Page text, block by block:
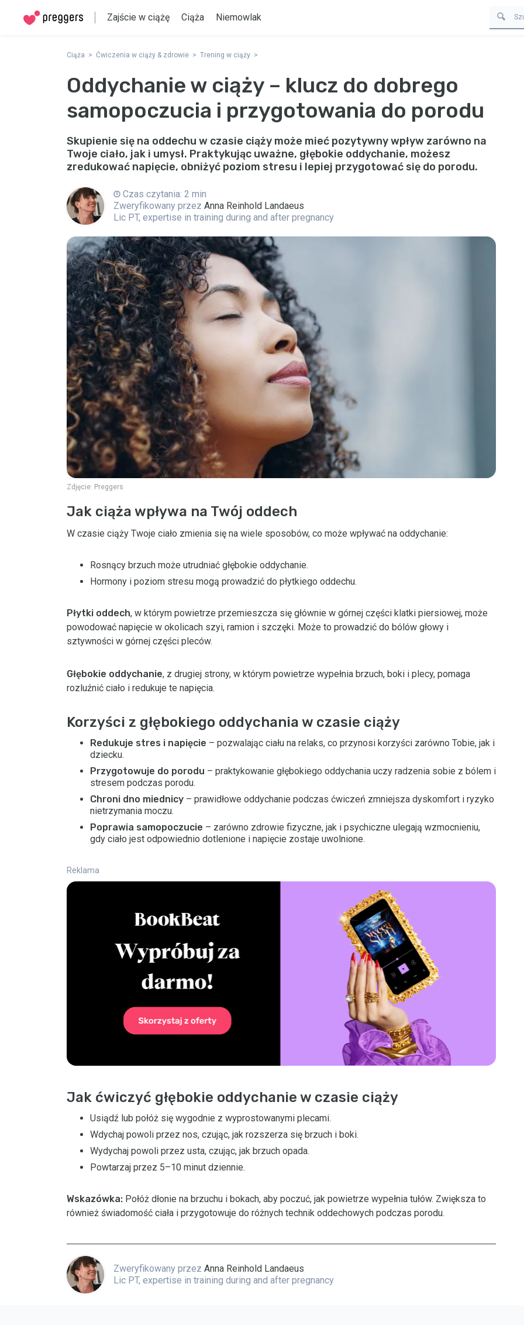
Zajście w ciążę Ciąża Niemowlak
Ciąża Ćwiczenia w ciąży & zdrowie Trening w ciąży
Oddychanie w ciąży – klucz do dobrego
samopoczucia i przygotowania do porodu
Skupienie się na oddechu w czasie ciąży może mieć pozytywny wpływ zarówno na
Twoje ciało, jak i umysł. Praktykując uważne, głębokie oddychanie, możesz
zredukować napięcie, obniżyć poziom stresu i lepiej przygotować się do porodu.
Czas czytania: 2 min
Zweryfikowany przez Anna Reinhold Landaeus
Lic PT, expertise in training during and after pregnancy
Zdjęcie: Preggers
Jak ciąża wpływa na Twój oddech
W czasie ciąży Twoje ciało zmienia się na wiele sposobów, co może wpływać na oddychanie:
Rosnący brzuch może utrudniać głębokie oddychanie.
Hormony i poziom stresu mogą prowadzić do płytkiego oddechu.
Płytki oddech, w którym powietrze przemieszcza się głównie w górnej części klatki piersiowej, może
powodować napięcie w okolicach szyi, ramion i szczęki. Może to prowadzić do bólów głowy i
sztywności w górnej części pleców.
Głębokie oddychanie, z drugiej strony, w którym powietrze wypełnia brzuch, boki i plecy, pomaga
rozluźnić ciało i redukuje te napięcia.
Korzyści z głębokiego oddychania w czasie ciąży
Redukuje stres i napięcie – pozwalając ciału na relaks, co przynosi korzyści zarówno Tobie, jak i
dziecku.
Przygotowuje do porodu – praktykowanie głębokiego oddychania uczy radzenia sobie z bólem i
stresem podczas porodu.
Chroni dno miednicy – prawidłowe oddychanie podczas ćwiczeń zmniejsza dyskomfort i ryzyko
nietrzymania moczu.
Poprawia samopoczucie – zarówno zdrowie fizyczne, jak i psychiczne ulegają wzmocnieniu,
gdy ciało jest odpowiednio dotlenione i napięcie zostaje uwolnione.
Reklama
Jak ćwiczyć głębokie oddychanie w czasie ciąży
Usiądź lub połóż się wygodnie z wyprostowanymi plecami.
Wdychaj powoli przez nos, czując, jak rozszerza się brzuch i boki.
Wydychaj powoli przez usta, czując, jak brzuch opada.
Powtarzaj przez 5–10 minut dziennie.
Wskazówka: Połóż dłonie na brzuchu i bokach, aby poczuć, jak powietrze wypełnia tułów. Zwiększa to
również świadomość ciała i przygotowuje do różnych technik oddechowych podczas porodu.
Zweryfikowany przez Anna Reinhold Landaeus
Lic PT, expertise in training during and after pregnancy